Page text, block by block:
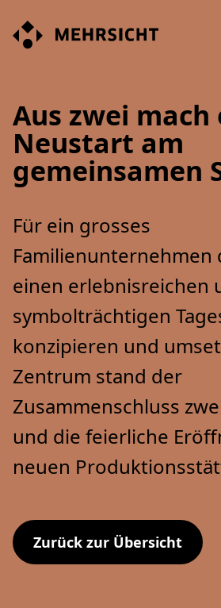
Header
Mehrsicht AG
Hauptnavigation
Aus zwei mach
Neustart am
gemeinsamen
Für ein grosses
einen erlebnisreichen
symbolträchtigen
konzipieren und
Zentrum stand der
Zusammenschluss
und die feierliche
neuen
Zurück zur Übersicht